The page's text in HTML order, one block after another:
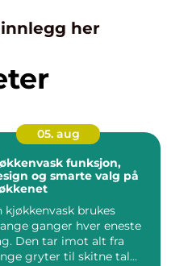
her
05. aug
funksjon,
og smarte valg på
kjøkkenvask brukes
ganger hver eneste
Den tar imot alt fra
gryter til skitne tal...